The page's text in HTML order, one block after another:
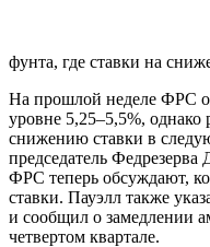
фунта, где ставки на
На прошлой неделе ФРС
уровне 5,25–5,5%, однако
снижению ставки в
председатель Федрезерва
ФРС теперь обсуждают,
ставки. Пауэлл также
и сообщил о замедлении
четвертом квартале.